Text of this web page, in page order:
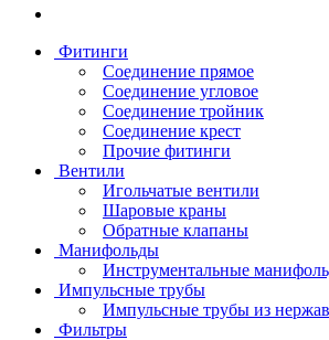
Фитинги
Соединение прямое
Соединение угловое
Соединение тройник
Соединение крест
Прочие фитинги
Вентили
Игольчатые вентили
Шаровые краны
Обратные клапаны
Манифольды
Инструментальные
Импульсные трубы
Импульсные трубы из
Фильтры